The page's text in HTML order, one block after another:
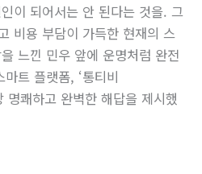
이 되어서는 안 된다는 것을. 그
비용 부담이 가득한 현재의 스
느낀 민우 앞에 운명처럼 완전
트 플랫폼, ‘통티비
쾌하고 완벽한 해답을 제시했